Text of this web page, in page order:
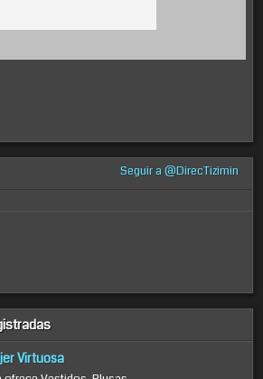
Seguir a @DirecTizimin
Virtuosa